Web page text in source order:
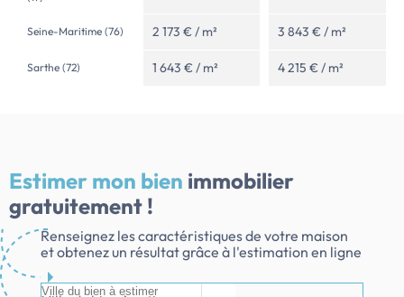
Seine-Maritime (76) 2 173 € / m² 3 843 € / m²
Sarthe (72) 1 643 € / m² 4 215 € / m²
Estimer mon bien immobilier
gratuitement !
Renseignez les caractéristiques de votre maison
et obtenez un résultat grâce à l'estimation en ligne